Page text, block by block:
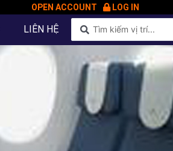
OPEN ACCOUNT LOG IN
LIÊN HỆ